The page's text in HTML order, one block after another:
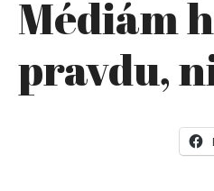
Médiám
pravdu,